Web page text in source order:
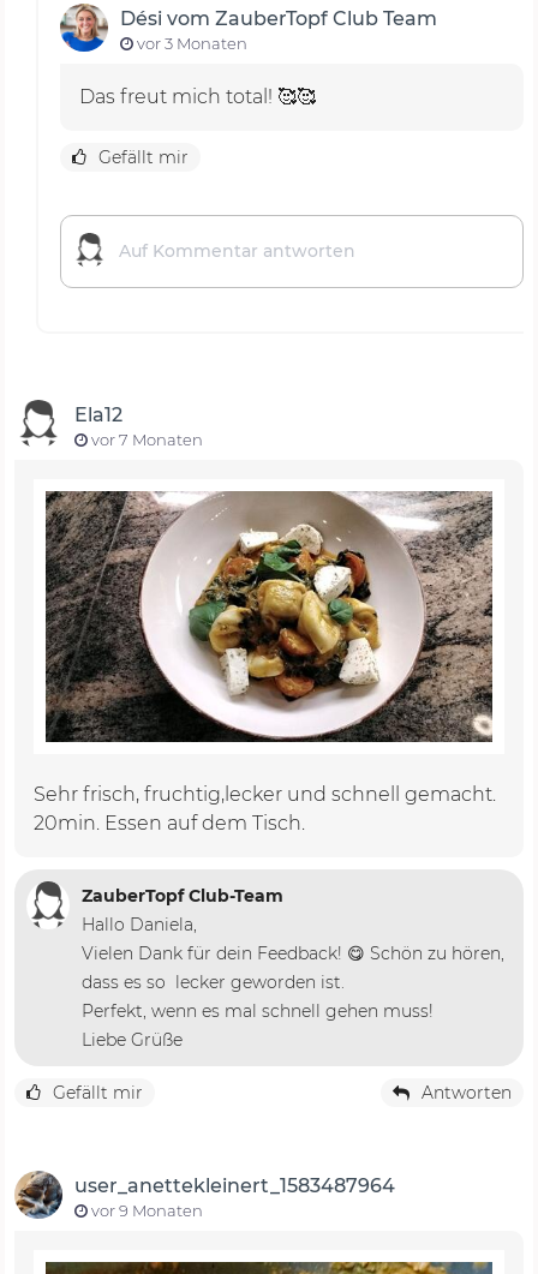
Dési vom ZauberTopf Club Team
vor 3 Monaten
Das freut mich total! 🥰🥰
Gefällt mir
Ela12
vor 7 Monaten
Sehr frisch, fruchtig,lecker und schnell gemacht.
20min. Essen auf dem Tisch.
ZauberTopf Club-Team
Hallo Daniela,
Vielen Dank für dein Feedback! 😋 Schön zu hören,
dass es so lecker geworden ist.
Perfekt, wenn es mal schnell gehen muss!
Liebe Grüße
Gefällt mir Antworten
user_anettekleinert_1583487964
vor 9 Monaten